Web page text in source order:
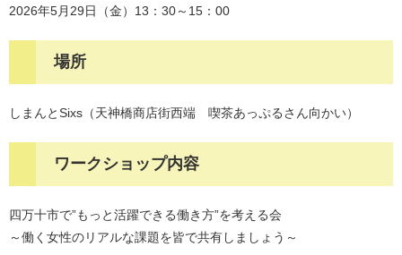
2026年5月29日（金）13：30～15：00
場所
しまんとSixs（天神橋商店街西端 喫茶あっぷるさん向かい）
ワークショップ内容
四万十市で”もっと活躍できる働き方”を考える会
～働く女性のリアルな課題を皆で共有しましょう～